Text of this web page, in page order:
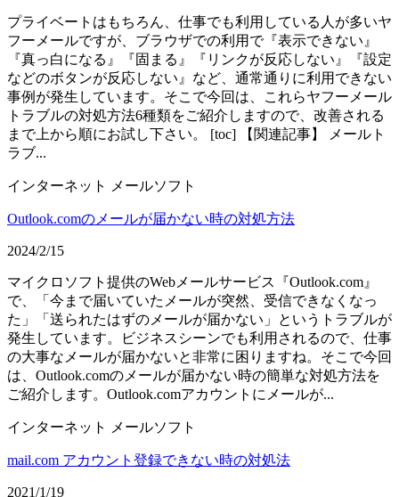
プライベートはもちろん、仕事でも利用している人が多いヤ
フーメールですが、ブラウザでの利用で『表示できない』
『真っ白になる』『固まる』『リンクが反応しない』『設定
などのボタンが反応しない』など、通常通りに利用できない
事例が発生しています。そこで今回は、これらヤフーメール
トラブルの対処方法6種類をご紹介しますので、改善される
まで上から順にお試し下さい。 [toc] 【関連記事】 メールト
ラブ...
インターネット メールソフト
Outlook.comのメールが届かない時の対処方法
2024/2/15
マイクロソフト提供のWebメールサービス『Outlook.com』
で、「今まで届いていたメールが突然、受信できなくなっ
た」「送られたはずのメールが届かない」というトラブルが
発生しています。ビジネスシーンでも利用されるので、仕事
の大事なメールが届かないと非常に困りますね。そこで今回
は、Outlook.comのメールが届かない時の簡単な対処方法を
ご紹介します。Outlook.comアカウントにメールが...
インターネット メールソフト
mail.com アカウント登録できない時の対処法
2021/1/19